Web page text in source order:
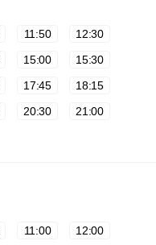
11:50
12:30
15:00
15:30
17:45
18:15
20:30
21:00
11:00
12:00